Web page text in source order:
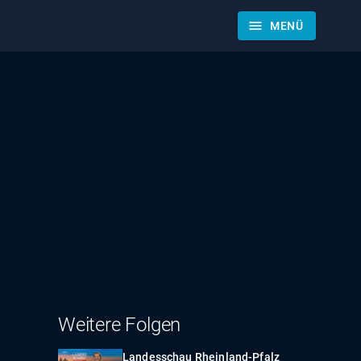
menu MENÜ
Weitere Folgen
Landesschau Rheinland-Pfalz